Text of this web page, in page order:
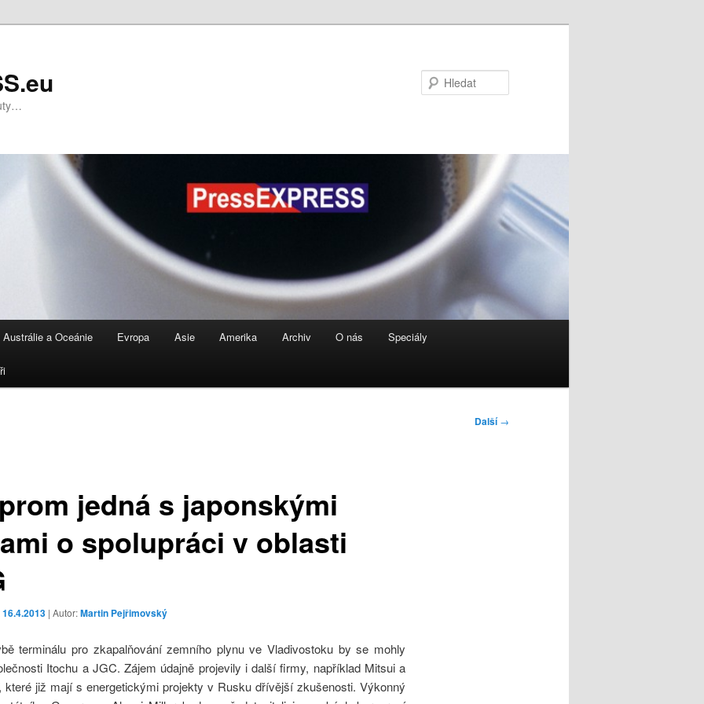
Austrálie a Oceánie Evropa Asie Amerika Archiv O nás Speciály
Další→
jedná s japonskými
o spolupráci v oblasti
16.4.2013 | Autor:Martin Pejřimovský
terminálu pro zkapalňování zemního plynu ve Vladivostoku by se mohly
Itochu a JGC. Zájem údajně projevily i další firmy, například Mitsui a
které již mají s energetickými projekty v Rusku dřívější zkušenosti. Výkonný